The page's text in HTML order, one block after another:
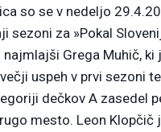
so se v nedeljo
sezoni za »Pokal
Grega Muhič,
uspeh v prvi sezoni
dečkov A zasedel
mesto. Leon